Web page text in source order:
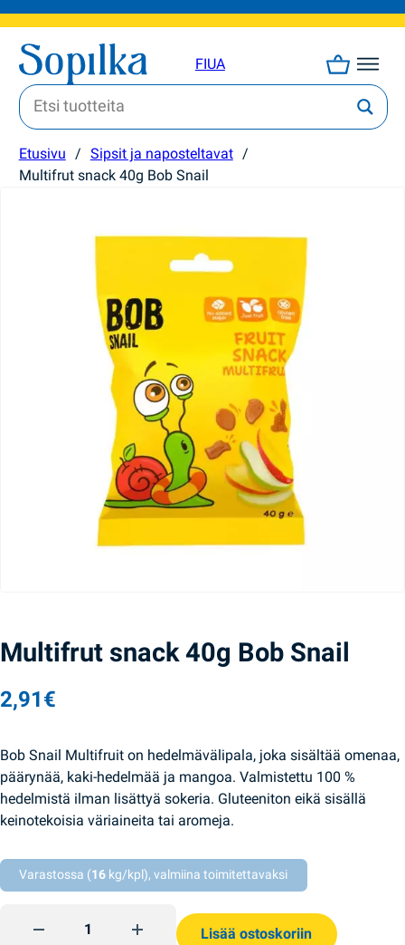
FIUA
Etusivu / Sipsit ja naposteltavat /
Multifrut snack 40g Bob Snail
Multifrut snack 40g Bob Snail
2,91€
Bob Snail Multifruit on hedelmävälipala, joka sisältää omenaa,
päärynää, kaki-hedelmää ja mangoa. Valmistettu 100 %
hedelmistä ilman lisättyä sokeria. Gluteeniton eikä sisällä
keinotekoisia väriaineita tai aromeja.
Varastossa (16 kg/kpl), valmiina toimitettavaksi
Multifrut snack 40g Bob Snail quantity
Lisää ostoskoriin